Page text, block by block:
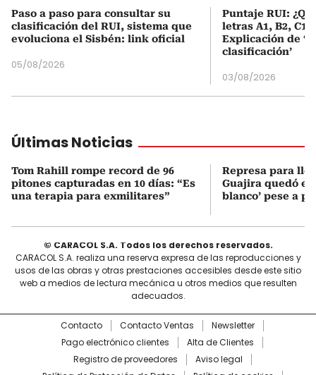
Paso a paso para consultar su
clasificación del RUI, sistema que
evoluciona el Sisbén: link oficial
05/08/2026
Puntaje RUI:
letras A1, B2, C1
Explicación de
clasificación’
03/08/2026
Últimas Noticias
Tom Rahill rompe record de 96
pitones capturadas en 10 días: “Es
una terapia para exmilitares”
Represa para
Guajira quedó en
blanco’ pese a
© CARACOL S.A. Todos los derechos reservados.
CARACOL S.A. realiza una reserva expresa de las reproducciones y
usos de las obras y otras prestaciones accesibles desde este sitio
web a medios de lectura mecánica u otros medios que resulten
adecuados.
Contacto Contacto Ventas
Newsletter
Pago electrónico clientes
Alta de Clientes
Registro de proveedores
Aviso legal